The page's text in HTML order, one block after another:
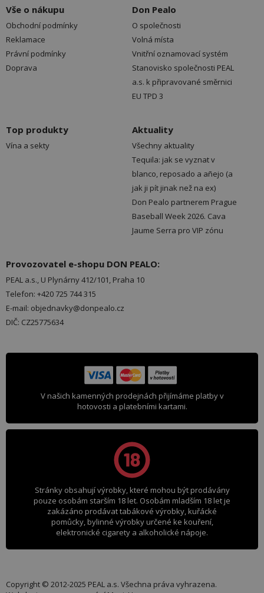
Vše o nákupu
Obchodní podmínky
Reklamace
Právní podmínky
Doprava
Don Pealo
O společnosti
Volná místa
Vnitřní oznamovací systém
Stanovisko společnosti PEAL
a.s. k připravované směrnici
EU TPD 3
Top produkty
Vína a sekty
Aktuality
Všechny aktuality
Tequila: jak se vyznat v
blanco, reposado a añejo (a
jak ji pít jinak než na ex)
Don Pealo partnerem Prague
Baseball Week 2026. Cava
Jaume Serra pro VIP zónu
Provozovatel e-shopu DON PEALO:
PEAL a.s., U Plynárny 412/101, Praha 10
Telefon: +420 725 744 315
E-mail: objednavky@donpealo.cz
DIČ: CZ25775634
V našich kamenných prodejnách přijímáme platby v
hotovosti a platebními kartami.
Stránky obsahují výrobky, které mohou být prodávány
pouze osobám starším 18 let. Osobám mladším 18 let je
zakázáno prodávat tabákové výrobky, kuřácké
pomůcky, bylinné výrobky určené ke kouření,
elektronické cigarety a alkoholické nápoje.
Copyright © 2012-2025 PEAL a.s. Všechna práva vyhrazena.